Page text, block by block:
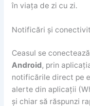
în viața de zi cu zi.
Notificări și
Ceasul se
Android, prin
notificările direct pe
alerte din aplicații
și chiar să răspunzi